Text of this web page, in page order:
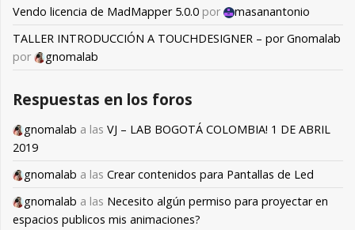
Vendo licencia de MadMapper 5.0.0 por
masanantonio
TALLER INTRODUCCIÓN A TOUCHDESIGNER – por Gnomalab
por
gnomalab
Respuestas en los foros
gnomalab a las VJ – LAB BOGOTÁ COLOMBIA! 1 DE ABRIL
2019
gnomalab a las Crear contenidos para Pantallas de Led
gnomalab a las Necesito algún permiso para proyectar en
espacios publicos mis animaciones?